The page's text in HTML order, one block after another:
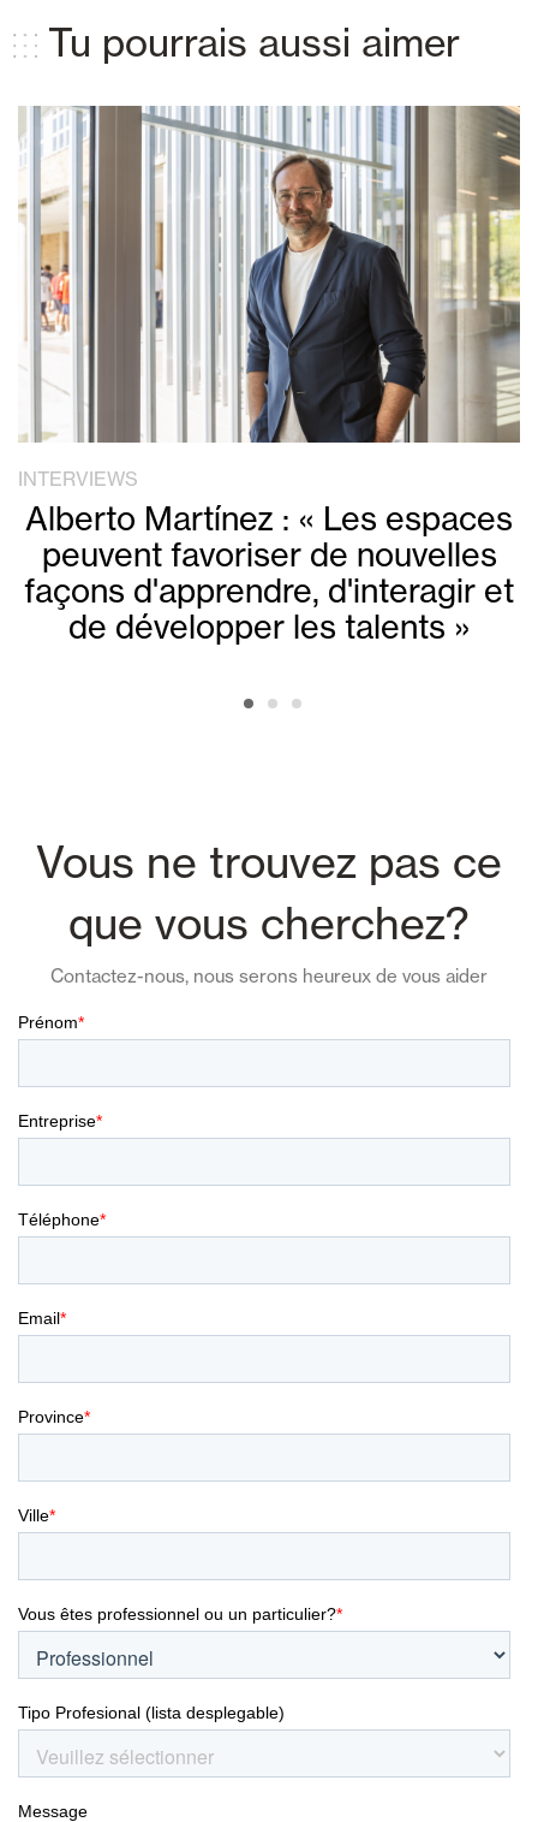
Tu pourrais aussi aimer
INTERVIEWS
Alberto Martínez : « Les espaces
peuvent favoriser de nouvelles
façons d'apprendre, d'interagir et
de développer les talents »
Vous ne trouvez pas ce
que vous cherchez?
Contactez-nous, nous serons heureux de vous aider